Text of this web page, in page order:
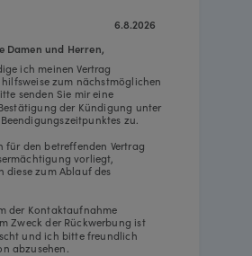
6.8.2026
ich meinen Vertrag
zum nächstmöglichen
senden Sie mir eine
der Kündigung unter
zu.
für den betreffenden Vertrag
vorliegt,
diese zum Ablauf des
der Kontaktaufnahme
Zweck der Rückwerbung ist
und ich bitte freundlich
abzusehen.
Damen und Herren,